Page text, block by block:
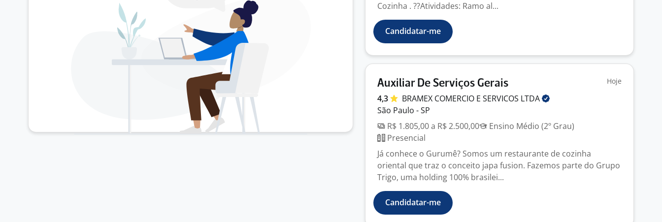
Cozinha . ??Atividades: Ramo al...
Candidatar-me
Auxiliar De Serviços Gerais Hoje
4,3 BRAMEX COMERCIO E SERVICOS LTDA
São Paulo - SP
R$ 1.805,00 a R$ 2.500,00
Ensino Médio (2º Grau)
Presencial
Já conhece o Gurumê? Somos um restaurante de cozinha
oriental que traz o conceito japa fusion. Fazemos parte do Grupo
Trigo, uma holding 100% brasilei...
Candidatar-me